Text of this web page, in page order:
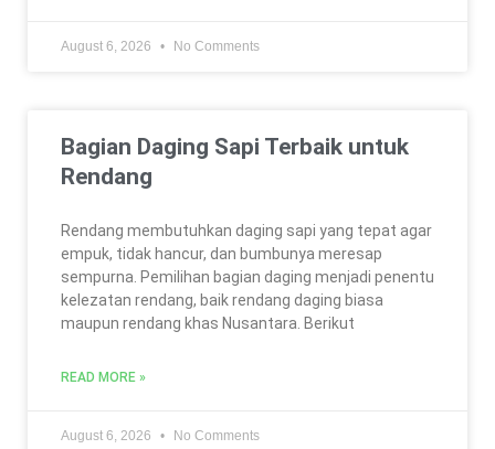
August 6, 2026 No Comments
Bagian Daging Sapi Terbaik untuk
Rendang
Rendang membutuhkan daging sapi yang tepat agar
empuk, tidak hancur, dan bumbunya meresap
sempurna. Pemilihan bagian daging menjadi penentu
kelezatan rendang, baik rendang daging biasa
maupun rendang khas Nusantara. Berikut
READ MORE »
August 6, 2026 No Comments